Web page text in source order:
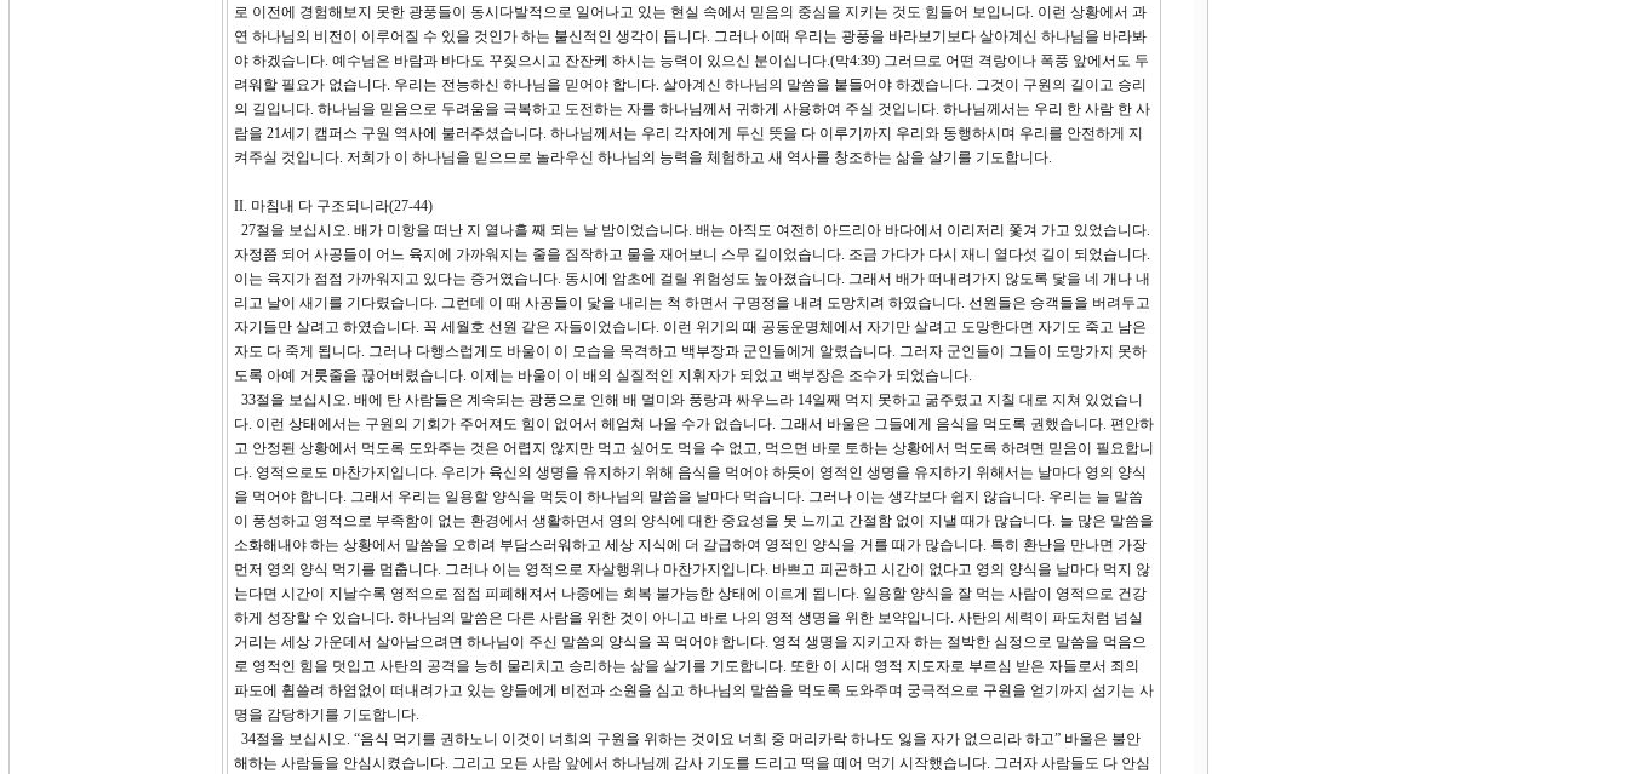
로 이전에 경험해보지 못한 광풍들이 동시다발적으로 일어나고 있는 현실 속에서 믿음의 중심을 지키는 것도 힘들어 보입니다. 이런 상황에서 과
연 하나님의 비전이 이루어질 수 있을 것인가 하는 불신적인 생각이 듭니다. 그러나 이때 우리는 광풍을 바라보기보다 살아계신 하나님을 바라봐
야 하겠습니다. 예수님은 바람과 바다도 꾸짖으시고 잔잔케 하시는 능력이 있으신 분이십니다.(막4:39) 그러므로 어떤 격랑이나 폭풍 앞에서도 두
려워할 필요가 없습니다. 우리는 전능하신 하나님을 믿어야 합니다. 살아계신 하나님의 말씀을 붙들어야 하겠습니다. 그것이 구원의 길이고 승리
의 길입니다. 하나님을 믿음으로 두려움을 극복하고 도전하는 자를 하나님께서 귀하게 사용하여 주실 것입니다. 하나님께서는 우리 한 사람 한 사
람을 21세기 캠퍼스 구원 역사에 불러주셨습니다. 하나님께서는 우리 각자에게 두신 뜻을 다 이루기까지 우리와 동행하시며 우리를 안전하게 지
켜주실 것입니다. 저희가 이 하나님을 믿으므로 놀라우신 하나님의 능력을 체험하고 새 역사를 창조하는 삶을 살기를 기도합니다.
II. 마침내 다 구조되니라(27-44)
27절을 보십시오. 배가 미항을 떠난 지 열나흘 째 되는 날 밤이었습니다. 배는 아직도 여전히 아드리아 바다에서 이리저리 쫓겨 가고 있었습니다.
자정쯤 되어 사공들이 어느 육지에 가까워지는 줄을 짐작하고 물을 재어보니 스무 길이었습니다. 조금 가다가 다시 재니 열다섯 길이 되었습니다.
이는 육지가 점점 가까워지고 있다는 증거였습니다. 동시에 암초에 걸릴 위험성도 높아졌습니다. 그래서 배가 떠내려가지 않도록 닻을 네 개나 내
리고 날이 새기를 기다렸습니다. 그런데 이 때 사공들이 닻을 내리는 척 하면서 구명정을 내려 도망치려 하였습니다. 선원들은 승객들을 버려두고
자기들만 살려고 하였습니다. 꼭 세월호 선원 같은 자들이었습니다. 이런 위기의 때 공동운명체에서 자기만 살려고 도망한다면 자기도 죽고 남은
자도 다 죽게 됩니다. 그러나 다행스럽게도 바울이 이 모습을 목격하고 백부장과 군인들에게 알렸습니다. 그러자 군인들이 그들이 도망가지 못하
도록 아예 거룻줄을 끊어버렸습니다. 이제는 바울이 이 배의 실질적인 지휘자가 되었고 백부장은 조수가 되었습니다.
33절을 보십시오. 배에 탄 사람들은 계속되는 광풍으로 인해 배 멀미와 풍랑과 싸우느라 14일째 먹지 못하고 굶주렸고 지칠 대로 지쳐 있었습니
다. 이런 상태에서는 구원의 기회가 주어져도 힘이 없어서 헤엄쳐 나올 수가 없습니다. 그래서 바울은 그들에게 음식을 먹도록 권했습니다. 편안하
고 안정된 상황에서 먹도록 도와주는 것은 어렵지 않지만 먹고 싶어도 먹을 수 없고, 먹으면 바로 토하는 상황에서 먹도록 하려면 믿음이 필요합니
다. 영적으로도 마찬가지입니다. 우리가 육신의 생명을 유지하기 위해 음식을 먹어야 하듯이 영적인 생명을 유지하기 위해서는 날마다 영의 양식
을 먹어야 합니다. 그래서 우리는 일용할 양식을 먹듯이 하나님의 말씀을 날마다 먹습니다. 그러나 이는 생각보다 쉽지 않습니다. 우리는 늘 말씀
이 풍성하고 영적으로 부족함이 없는 환경에서 생활하면서 영의 양식에 대한 중요성을 못 느끼고 간절함 없이 지낼 때가 많습니다. 늘 많은 말씀을
소화해내야 하는 상황에서 말씀을 오히려 부담스러워하고 세상 지식에 더 갈급하여 영적인 양식을 거를 때가 많습니다. 특히 환난을 만나면 가장
먼저 영의 양식 먹기를 멈춥니다. 그러나 이는 영적으로 자살행위나 마찬가지입니다. 바쁘고 피곤하고 시간이 없다고 영의 양식을 날마다 먹지 않
는다면 시간이 지날수록 영적으로 점점 피폐해져서 나중에는 회복 불가능한 상태에 이르게 됩니다. 일용할 양식을 잘 먹는 사람이 영적으로 건강
하게 성장할 수 있습니다. 하나님의 말씀은 다른 사람을 위한 것이 아니고 바로 나의 영적 생명을 위한 보약입니다. 사탄의 세력이 파도처럼 넘실
거리는 세상 가운데서 살아남으려면 하나님이 주신 말씀의 양식을 꼭 먹어야 합니다. 영적 생명을 지키고자 하는 절박한 심정으로 말씀을 먹음으
로 영적인 힘을 덧입고 사탄의 공격을 능히 물리치고 승리하는 삶을 살기를 기도합니다. 또한 이 시대 영적 지도자로 부르심 받은 자들로서 죄의
파도에 휩쓸려 하염없이 떠내려가고 있는 양들에게 비전과 소원을 심고 하나님의 말씀을 먹도록 도와주며 궁극적으로 구원을 얻기까지 섬기는 사
명을 감당하기를 기도합니다.
34절을 보십시오. “음식 먹기를 권하노니 이것이 너희의 구원을 위하는 것이요 너희 중 머리카락 하나도 잃을 자가 없으리라 하고” 바울은 불안
해하는 사람들을 안심시켰습니다. 그리고 모든 사람 앞에서 하나님께 감사 기도를 드리고 떡을 떼어 먹기 시작했습니다. 그러자 사람들도 다 안심